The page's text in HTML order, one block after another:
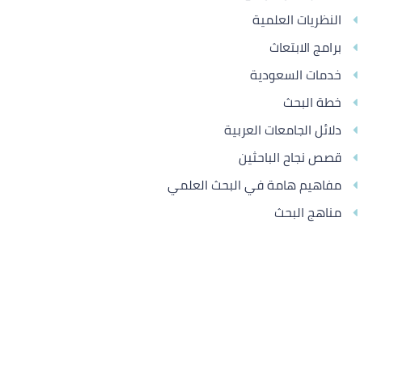
النظريات العلمية
برامج الابتعاث
خدمات السعودية
خطة البحث
دلائل الجامعات العربية
قصص نجاح الباحثين
مفاهيم هامة في البحث العلمي
مناهج البحث